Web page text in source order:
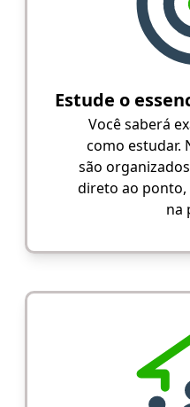
Estude o
Você saberá
como estudar.
são
direto ao ponto,
na